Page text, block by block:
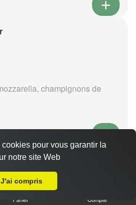
champignons de
Panier Compte
pour vous garantir la
notre site Web
J'ai compris